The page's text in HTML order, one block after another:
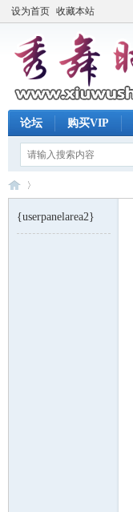
设为首页 收藏本站
论坛 购买VIP
{userpanelarea2}